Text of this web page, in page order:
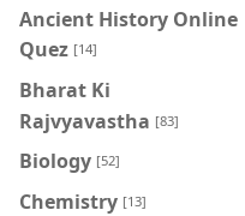
Ancient History Online
Quez [14]
Bharat Ki
Rajvyavastha [83]
Biology [52]
Chemistry [13]